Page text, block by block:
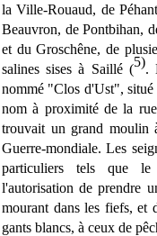
la Ville-Rouaud, de
Beauvron, de Pontbihan,
et du Groschêne, de
salines sises à Saillé (5).
nommé "Clos d'Ust",
nom à proximité de la
trouvait un grand moulin
Guerre-mondiale. Les
particuliers tels que le
l'autorisation de prendre
mourant dans les fiefs, et
gants blancs, à ceux de